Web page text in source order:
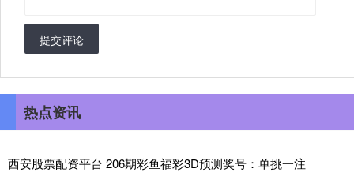
提交评论
热点资讯
西安股票配资平台 206期彩鱼福彩3D预测奖号：单挑一注